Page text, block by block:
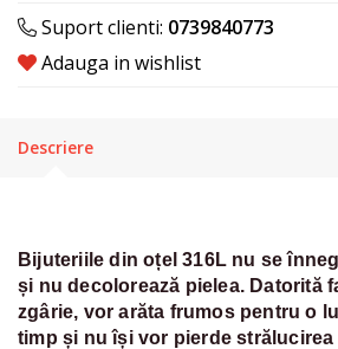
Suport clienti: 0739840773
Adauga in wishlist
Descriere
Bijuteriile din oțel 316L nu se
și nu decolorează pielea. Datorită
zgârie, vor arăta frumos pentru o
timp și nu își vor pierde